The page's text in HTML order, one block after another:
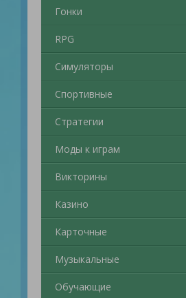
Гонки
RPG
Симуляторы
Спортивные
Стратегии
Моды к играм
Викторины
Казино
Карточные
Музыкальные
Обучающие